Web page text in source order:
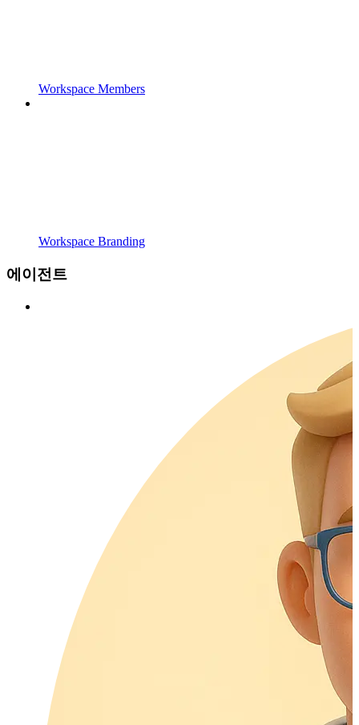
Workspace Members
Workspace Branding
에이전트